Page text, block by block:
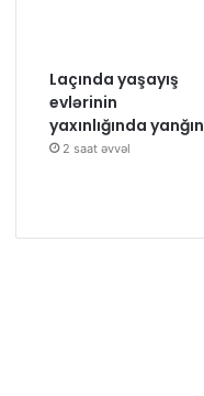
Laçında yaşayış
evlərinin
yaxınlığında yanğın
2 saat əvvəl